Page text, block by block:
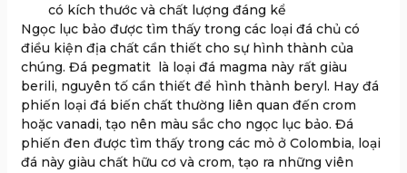
có kích thước và chất lượng đáng kể
Ngọc lục bảo được tìm thấy trong các loại đá chủ có
điều kiện địa chất cần thiết cho sự hình thành của
chúng. Đá pegmatit là loại đá magma này rất giàu
berili, nguyên tố cần thiết để hình thành beryl. Hay đá
phiến loại đá biến chất thường liên quan đến crom
hoặc vanadi, tạo nên màu sắc cho ngọc lục bảo. Đá
phiến đen được tìm thấy trong các mỏ ở Colombia, loại
đá này giàu chất hữu cơ và crom, tạo ra những viên